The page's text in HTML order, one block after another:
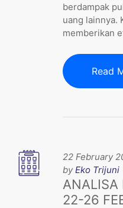
berdampak
uang lainnya.
memberikan
Read
22 February
byEko Trijuni
ANALISA
22-26